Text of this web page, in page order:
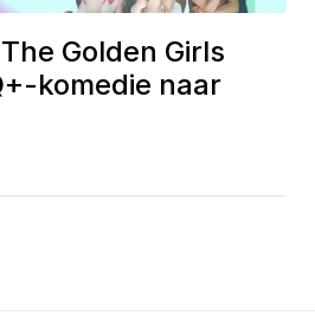
Golden Girls
komedie naar